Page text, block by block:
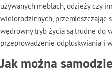
używanych meblach, odzieży czy
wielorodzinnych, przemieszczając
wędrowny tryb życia są trudne do
przeprowadzenie odpluskwiania i
Jak można